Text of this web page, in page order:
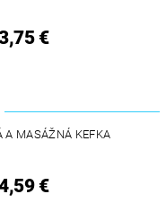
€
A MASÁŽNÁ KEFKA
€